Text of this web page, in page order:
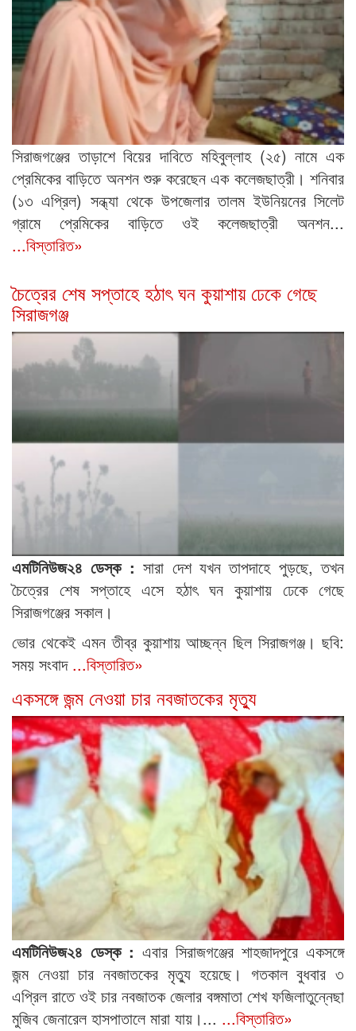
সিরাজগঞ্জের তাড়াশে বিয়ের দাবিতে মহিবুল্লাহ (২৫) নামে এক
প্রেমিকের বাড়িতে অনশন শুরু করেছেন এক কলেজছাত্রী। শনিবার
(১৩ এপ্রিল) সন্ধ্যা থেকে উপজেলার তালম ইউনিয়নের সিলেট
গ্রামে প্রেমিকের বাড়িতে ওই কলেজছাত্রী অনশন...
...বিস্তারিত»
চৈত্রের শেষ সপ্তাহে হঠাৎ ঘন কুয়াশায় ঢেকে গেছে
সিরাজগঞ্জ
এমটিনিউজ২৪ ডেস্ক : সারা দেশ যখন তাপদাহে পুড়ছে, তখন
চৈত্রের শেষ সপ্তাহে এসে হঠাৎ ঘন কুয়াশায় ঢেকে গেছে
সিরাজগঞ্জের সকাল।
ভোর থেকেই এমন তীব্র কুয়াশায় আচ্ছন্ন ছিল সিরাজগঞ্জ। ছবি:
সময় সংবাদ ...বিস্তারিত»
একসঙ্গে জন্ম নেওয়া চার নবজাতকের মৃত্যু
এমটিনিউজ২৪ ডেস্ক : এবার সিরাজগঞ্জের শাহজাদপুরে একসঙ্গে
জন্ম নেওয়া চার নবজাতকের মৃত্যু হয়েছে। গতকাল বুধবার ৩
এপ্রিল রাতে ওই চার নবজাতক জেলার বঙ্গমাতা শেখ ফজিলাতুন্নেছা
মুজিব জেনারেল হাসপাতালে মারা যায়।... ...বিস্তারিত»